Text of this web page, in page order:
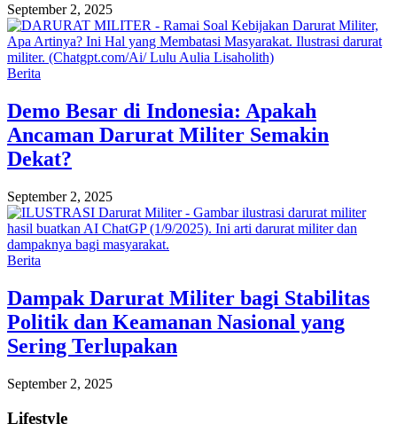
September 2, 2025
Berita
Demo Besar di Indonesia: Apakah
Ancaman Darurat Militer Semakin
Dekat?
September 2, 2025
Berita
Dampak Darurat Militer bagi Stabilitas
Politik dan Keamanan Nasional yang
Sering Terlupakan
September 2, 2025
Lifestyle